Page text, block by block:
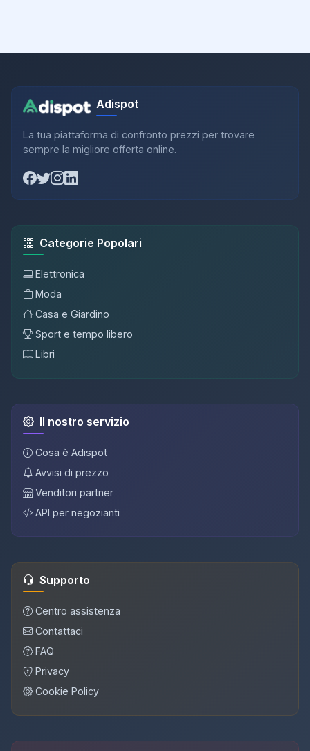
Adispot
La tua piattaforma di confronto prezzi per trovare
sempre la migliore offerta online.
Categorie Popolari
Elettronica
Moda
Casa e Giardino
Sport e tempo libero
Libri
Il nostro servizio
Cosa è Adispot
Avvisi di prezzo
Venditori partner
API per negozianti
Supporto
Centro assistenza
Contattaci
FAQ
Privacy
Cookie Policy